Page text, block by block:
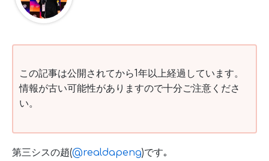
この記事は公開されてから1年以上経過しています。
情報が古い可能性がありますので十分ご注意くださ
い。
第三シスの趙(@realdapeng)です｡